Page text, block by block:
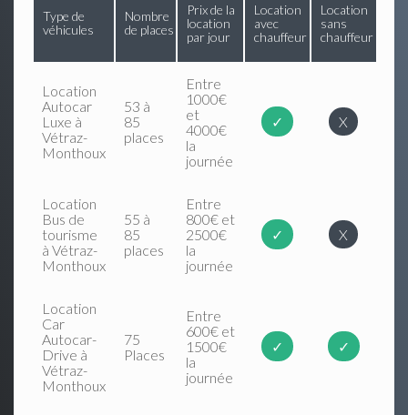
Type de
véhicules
Nombre
de places
Prix de la
location
par jour
Location
avec
chauffeur
Location
sans
chauffeur
Location
Autocar
Luxe à
Vétraz-
Monthoux
53 à
85
places
Entre
1000€
et
4000€
la
journée
✓ X
Location
Bus de
tourisme
à Vétraz-
Monthoux
55 à
85
places
Entre
800€ et
2500€
la
journée
✓ X
Location
Car
Autocar-
Drive à
Vétraz-
Monthoux
75
Places
Entre
600€ et
1500€
la
journée
✓ ✓